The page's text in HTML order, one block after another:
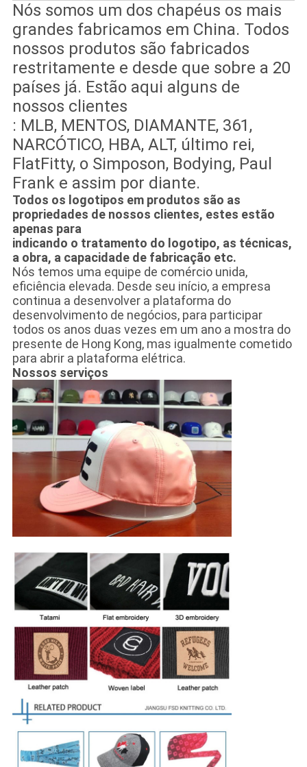
Nós somos um dos chapéus os mais
grandes fabricamos em China. Todos
nossos produtos são fabricados
restritamente e desde que sobre a 20
países já. Estão aqui alguns de
nossos clientes
: MLB, MENTOS, DIAMANTE, 361,
NARCÓTICO, HBA, ALT, último rei,
FlatFitty, o Simposon, Bodying, Paul
Frank e assim por diante.
Todos os logotipos em produtos são as
propriedades de nossos clientes, estes estão
apenas para
indicando o tratamento do logotipo, as técnicas,
a obra, a capacidade de fabricação etc.
Nós temos uma equipe de comércio unida,
eficiência elevada. Desde seu início, a empresa
continua a desenvolver a plataforma do
desenvolvimento de negócios, para participar
todos os anos duas vezes em um ano a mostra do
presente de Hong Kong, mas igualmente cometido
para abrir a plataforma elétrica.
Nossos serviços